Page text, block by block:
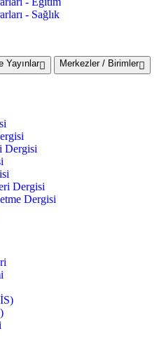
- Sağlık
Yayınlar
Merkezler / Birimler
Dergisi
Dergisi
Dergisi